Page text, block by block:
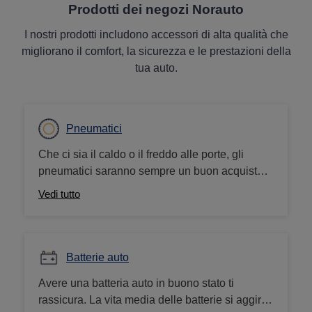
Prodotti dei negozi Norauto
I nostri prodotti includono accessori di alta qualità che
migliorano il comfort, la sicurezza e le prestazioni della
tua auto.
Pneumatici
Che ci sia il caldo o il freddo alle porte, gli
pneumatici saranno sempre un buon acquisto.
Da noi trovi moltissimi pneumatici 4 stagioni,
Vedi tutto
Batterie auto
Avere una batteria auto in buono stato ti
rassicura. La vita media delle batterie si aggiro